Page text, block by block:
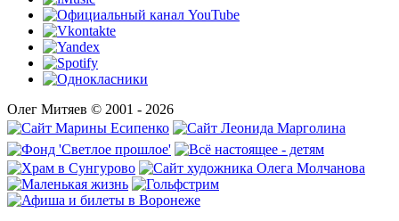
Олег Митяев © 2001 - 2026